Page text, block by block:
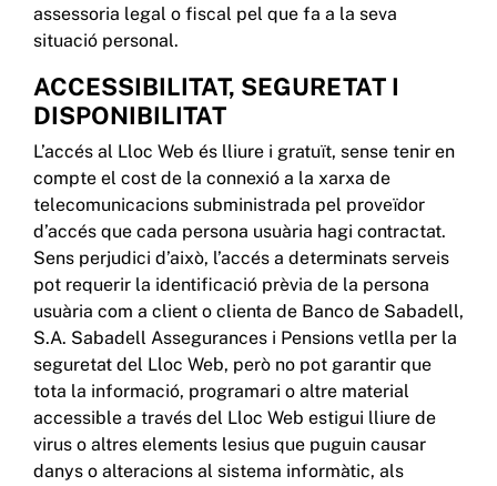
assessoria legal o fiscal pel que fa a la seva
situació personal.
ACCESSIBILITAT, SEGURETAT I
DISPONIBILITAT
L’accés al Lloc Web és lliure i gratuït, sense tenir en
compte el cost de la connexió a la xarxa de
telecomunicacions subministrada pel proveïdor
d’accés que cada persona usuària hagi contractat.
Sens perjudici d’això, l’accés a determinats serveis
pot requerir la identificació prèvia de la persona
usuària com a client o clienta de Banco de Sabadell,
S.A. Sabadell Assegurances i Pensions vetlla per la
seguretat del Lloc Web, però no pot garantir que
tota la informació, programari o altre material
accessible a través del Lloc Web estigui lliure de
virus o altres elements lesius que puguin causar
danys o alteracions al sistema informàtic, als